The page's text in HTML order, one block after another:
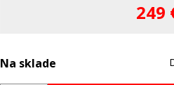
249
Na sklade